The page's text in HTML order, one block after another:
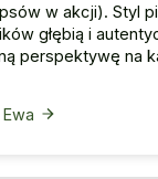
w akcji). Styl
głębią i
perspektywę na